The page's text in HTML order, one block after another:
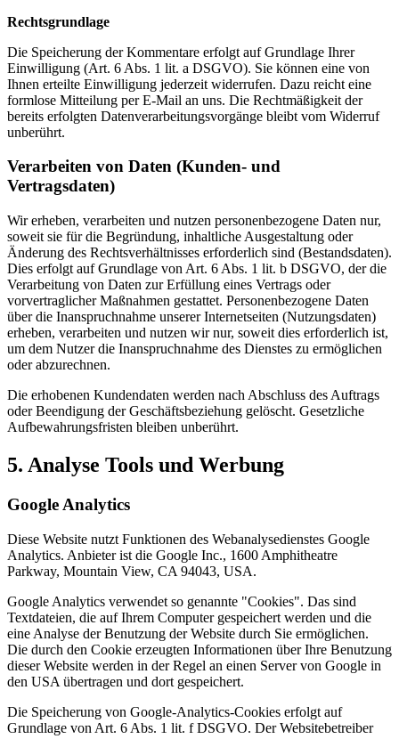
Rechtsgrundlage
Die Speicherung der Kommentare erfolgt auf Grundlage Ihrer
Einwilligung (Art. 6 Abs. 1 lit. a DSGVO). Sie können eine von
Ihnen erteilte Einwilligung jederzeit widerrufen. Dazu reicht eine
formlose Mitteilung per E-Mail an uns. Die Rechtmäßigkeit der
bereits erfolgten Datenverarbeitungsvorgänge bleibt vom Widerruf
unberührt.
Verarbeiten von Daten (Kunden- und
Vertragsdaten)
Wir erheben, verarbeiten und nutzen personenbezogene Daten nur,
soweit sie für die Begründung, inhaltliche Ausgestaltung oder
Änderung des Rechtsverhältnisses erforderlich sind (Bestandsdaten).
Dies erfolgt auf Grundlage von Art. 6 Abs. 1 lit. b DSGVO, der die
Verarbeitung von Daten zur Erfüllung eines Vertrags oder
vorvertraglicher Maßnahmen gestattet. Personenbezogene Daten
über die Inanspruchnahme unserer Internetseiten (Nutzungsdaten)
erheben, verarbeiten und nutzen wir nur, soweit dies erforderlich ist,
um dem Nutzer die Inanspruchnahme des Dienstes zu ermöglichen
oder abzurechnen.
Die erhobenen Kundendaten werden nach Abschluss des Auftrags
oder Beendigung der Geschäftsbeziehung gelöscht. Gesetzliche
Aufbewahrungsfristen bleiben unberührt.
5. Analyse Tools und Werbung
Google Analytics
Diese Website nutzt Funktionen des Webanalysedienstes Google
Analytics. Anbieter ist die Google Inc., 1600 Amphitheatre
Parkway, Mountain View, CA 94043, USA.
Google Analytics verwendet so genannte "Cookies". Das sind
Textdateien, die auf Ihrem Computer gespeichert werden und die
eine Analyse der Benutzung der Website durch Sie ermöglichen.
Die durch den Cookie erzeugten Informationen über Ihre Benutzung
dieser Website werden in der Regel an einen Server von Google in
den USA übertragen und dort gespeichert.
Die Speicherung von Google-Analytics-Cookies erfolgt auf
Grundlage von Art. 6 Abs. 1 lit. f DSGVO. Der Websitebetreiber